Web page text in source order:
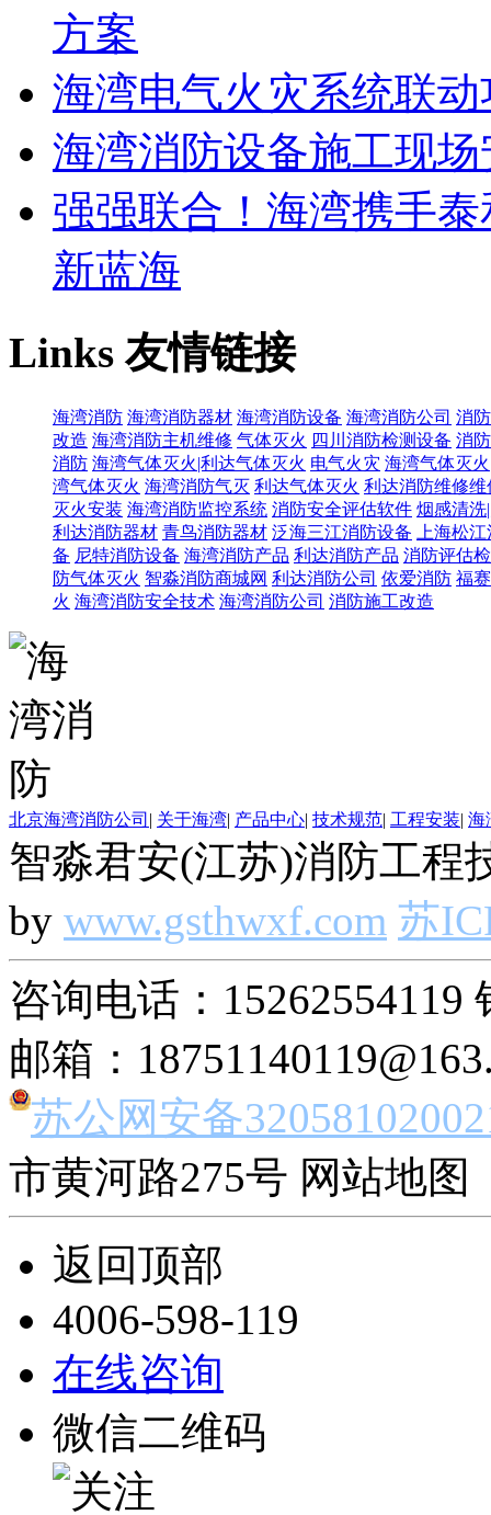
方案
海湾电气火灾系统联
海湾消防设备施工现
强强联合！海湾携手
新蓝海
Links友情链接
海湾消防 海湾消防器材 海湾消防设备 海湾消防公司 消
改造 海湾消防主机维修 气体灭火 四川消防检测设备 消
消防 海湾气体灭火|利达气体灭火 电气火灾 海湾气体灭
湾气体灭火 海湾消防气灭 利达气体灭火 利达消防维修维
灭火安装 海湾消防监控系统 消防安全评估软件 烟感清洗
利达消防器材 青鸟消防器材 泛海三江消防设备
上海松
备 尼特消防设备 海湾消防产品 利达消防产品 消防评估
防气体灭火 智淼消防商城网 利达消防公司 依爱消防 福
火 海湾消防安全技术 海湾消防公司 消防施工改造
北京海湾消防公司 | 关于海湾| 产品中心| 技术规范| 工程安装| 海
智淼君安(江苏)消防工程
by www.gsthwxf.com 苏
咨询电话：15262554119
邮箱：
苏公网安备
市黄河路275号 网站地图
返回顶部
4006-598-119
在线咨询
微信二维码